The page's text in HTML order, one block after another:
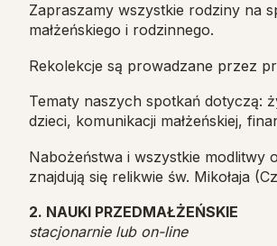
Zapraszamy wszystkie rodziny na
małżeńskiego i rodzinnego.
Rekolekcje są prowadzane przez
Tematy naszych spotkań dotyczą:
dzieci, komunikacji małżeńskiej,
Nabożeństwa i wszystkie modlitwy
znajdują się relikwie św. Mikołaja
2. NAUKI PRZEDMAŁŻEŃSKIE
stacjonarnie lub on-line